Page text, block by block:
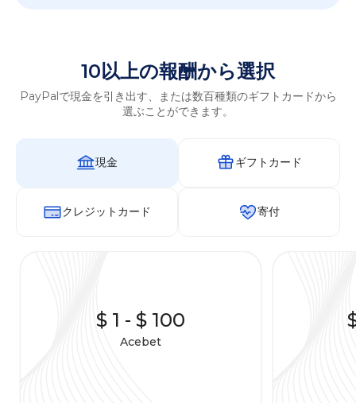
10以上の報酬から選択
PayPalで現金を引き出す、または数百種類のギフトカードから
選ぶことができます。
現金 ギフトカード
クレジットカード 寄付
$ 1 -$ 100
Acebet